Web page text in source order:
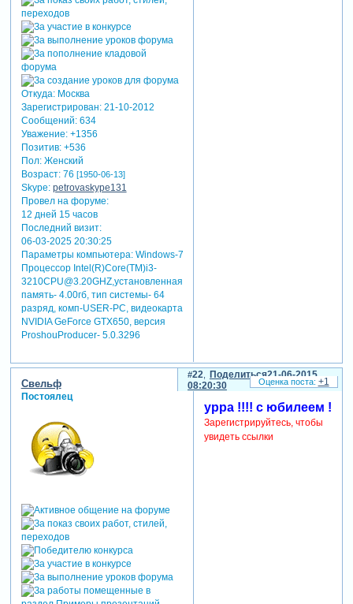
Откуда:Москва
Зарегистрирован: 21-10-2012
Сообщений:634
Уважение: +1356
Позитив: +536
Пол:Женский
Возраст:76 [1950-06-13]
Skype: petrovaskype131
Провел на форуме:
12 дней 15 часов
Последний визит:
06-03-2025 20:30:25
Параметры компьютера:Windows-7
Процессор Intel(R)Core(TM)i3-
3210CPU@3.20GHZ,установленная
память- 4.00гб, тип системы- 64
разряд, комп-USER-PC, видеокарта
NVIDIA GeForce GTX650, версия
ProshouProducer- 5.0.3296
Поделиться
22
21-06-2015
08:20:30
Свельф
Постоялец
урра !!!! с юбилеем !
Зарегистрируйтесь, чтобы
увидеть ссылки
+1